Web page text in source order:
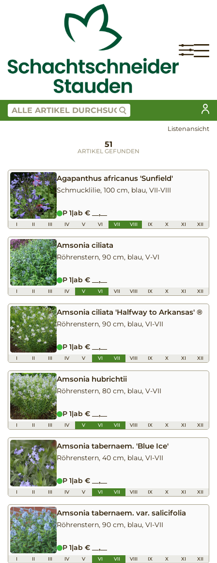
Listenansicht
51
ARTIKEL GEFUNDEN
Agapanthus africanus 'Sunfield'
Schmucklilie, 100 cm, blau, VII-VIII
P 1|ab € __,__
I II III IV V VI VII VIII IX X XI XII
Amsonia ciliata
Röhrenstern, 90 cm, blau, V-VI
P 1|ab € __,__
I II III IV V VI VII VIII IX X XI XII
Amsonia ciliata 'Halfway to Arkansas' ®
Röhrenstern, 90 cm, blau, VI-VII
P 1|ab € __,__
I II III IV V VI VII VIII IX X XI XII
Amsonia hubrichtii
Röhrenstern, 80 cm, blau, V-VII
P 1|ab € __,__
I II III IV V VI VII VIII IX X XI XII
Amsonia tabernaem. 'Blue Ice'
Röhrenstern, 40 cm, blau, VI-VII
P 1|ab € __,__
I II III IV V VI VII VIII IX X XI XII
Amsonia tabernaem. var. salicifolia
Röhrenstern, 90 cm, blau, VI-VII
P 1|ab € __,__
I II III IV V VI VII VIII IX X XI XII